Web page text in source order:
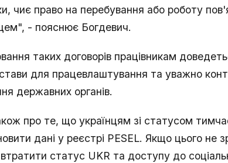
чиє право на перебування або роботу
- пояснює Богдевич.
таких договорів працівникам
для працевлаштування та уважно
державних органів.
про те, що українцям зі статусом
дані у реєстрі PESEL. Якщо цього не
статус UKR та доступу до